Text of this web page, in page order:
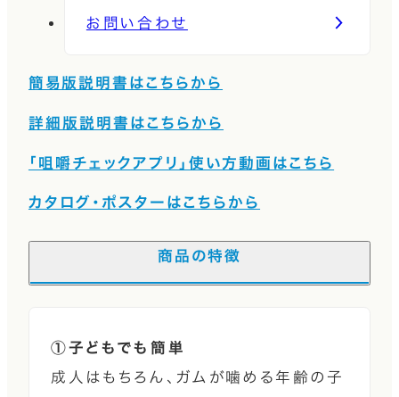
お問い合わせ
簡易版説明書はこちらから
詳細版説明書はこちらから
「咀嚼チェックアプリ」使い方動画はこちら
カタログ・ポスターはこちらから
商品の特徴
①子どもでも簡単
成人はもちろん、ガムが噛める年齢の子